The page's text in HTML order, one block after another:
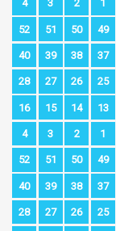
4 3 2 1
52 51 50 49
40 39 38 37
28 27 26 25
16 15 14 13
4 3 2 1
52 51 50 49
40 39 38 37
28 27 26 25